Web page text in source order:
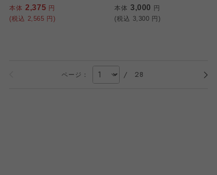
本体 2,375 円
(税込 2,565 円)
本体 3,000 円
(税込 3,300 円)
ページ： / 28